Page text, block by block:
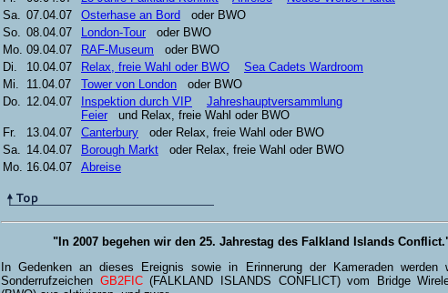
Sa. 07.04.07 Osterhase an Bord oder BWO
So. 08.04.07 London-Tour oder BWO
Mo. 09.04.07 RAF-Museum oder BWO
Di.
10.04.07 Relax, freie Wahl oder BWO
Sea Cadets Wardroom
Mi.
11.04.07 Tower von London oder BWO
Do. 12.04.07 Inspektion durch VIP
Jahreshauptversammlung
Feier und Relax, freie Wahl oder BWO
Fr.
13.04.07 Canterbury oder Relax, freie Wahl oder BWO
Sa. 14.04.07 Borough Markt oder Relax, freie Wahl oder BWO
Mo. 16.04.07 Abreise
"In 2007 begehen wir den 25. Jahrestag des Falkland Islands
In Gedenken an dieses Ereignis sowie in Erinnerung der Kameraden werden
Sonderrufzeichen GB2FIC(FALKLAND ISLANDS CONFLICT) vom Bridge